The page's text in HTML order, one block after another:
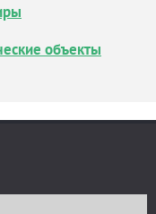
объекты